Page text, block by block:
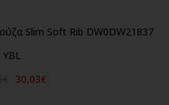
Slim Soft Rib DW0DW21837
YBL
30,03€